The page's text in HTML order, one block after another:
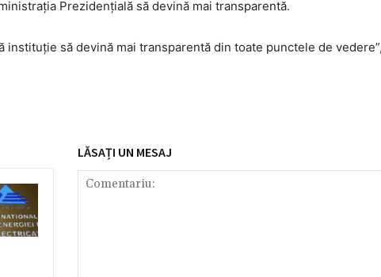
Prezidenţială să devină mai transparentă.
instituţie să devină mai transparentă din toate punctele de
LĂSAȚI UN MESAJ